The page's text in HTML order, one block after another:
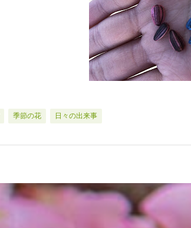
季節の花 日々の出来事